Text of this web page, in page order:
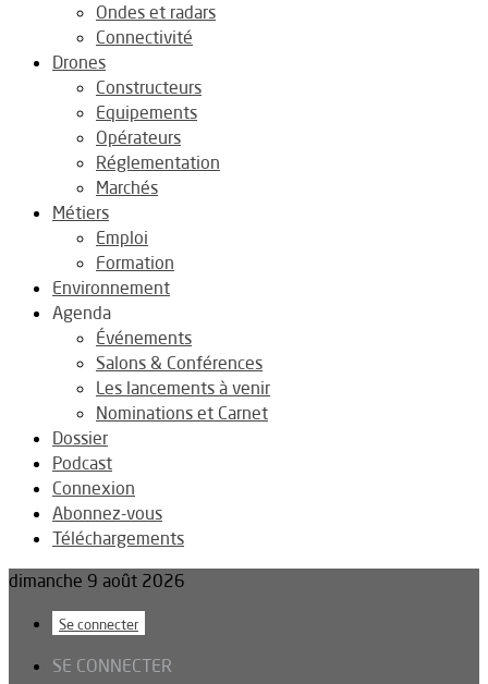
Ondes et radars
Connectivité
Drones
Constructeurs
Equipements
Opérateurs
Réglementation
Marchés
Métiers
Emploi
Formation
Environnement
Agenda
Événements
Salons & Conférences
Les lancements à venir
Nominations et Carnet
Dossier
Podcast
Connexion
Abonnez-vous
Téléchargements
dimanche 9 août 2026
Se connecter
SE CONNECTER